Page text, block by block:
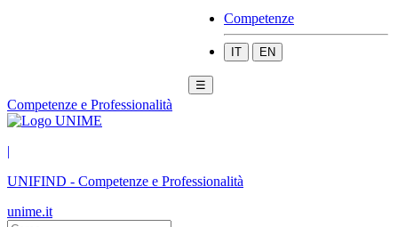
Competenze
IT EN
☰
Competenze e Professionalità
|
UNIFIND - Competenze e Professionalità
unime.it